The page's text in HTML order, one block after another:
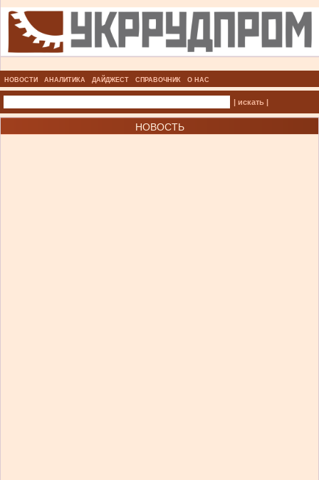
НОВОСТИ АНАЛИТИКА ДАЙДЖЕСТ СПРАВОЧНИК О НАС
| искать |
НОВОСТЬ